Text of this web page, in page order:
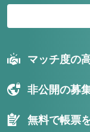
マッチ度の
非公開の募
無料で帳票